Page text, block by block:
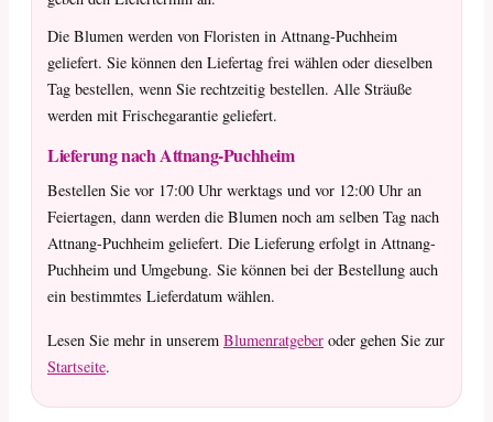
Die Blumen werden von Floristen in Attnang-Puchheim
geliefert. Sie können den Liefertag frei wählen oder dieselben
Tag bestellen, wenn Sie rechtzeitig bestellen. Alle Sträuße
werden mit Frischegarantie geliefert.
Lieferung nach Attnang-Puchheim
Bestellen Sie vor 17:00 Uhr werktags und vor 12:00 Uhr an
Feiertagen, dann werden die Blumen noch am selben Tag nach
Attnang-Puchheim geliefert. Die Lieferung erfolgt in Attnang-
Puchheim und Umgebung. Sie können bei der Bestellung auch
ein bestimmtes Lieferdatum wählen.
Lesen Sie mehr in unserem Blumenratgeber oder gehen Sie zur
Startseite.